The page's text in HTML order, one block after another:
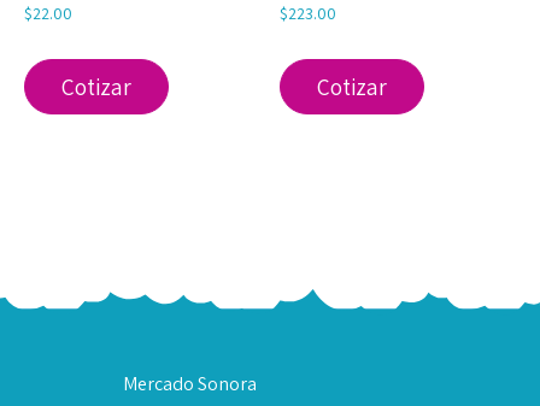
$22.00
Cotizar
$223.00
Cotizar
Mercado Sonora